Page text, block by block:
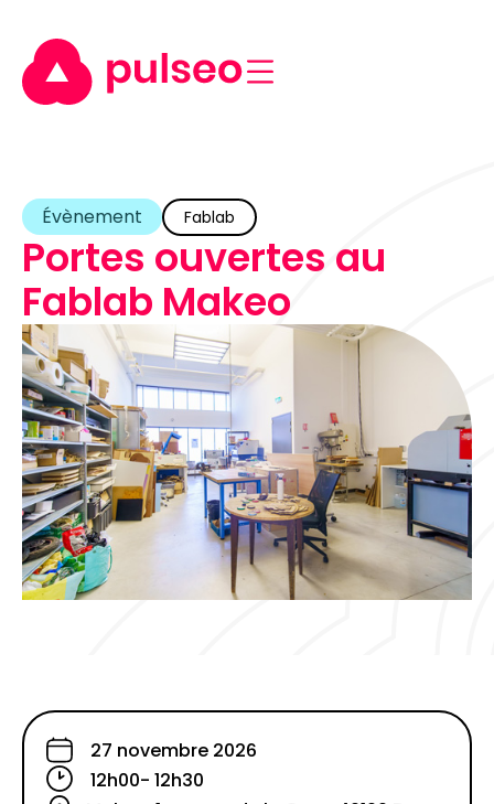
Évènement Fablab
Portes ouvertes au
Fablab Makeo
27 novembre 2026
12h00- 12h30